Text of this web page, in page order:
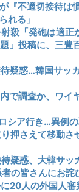
『不適切接待は
れる」
殺「発砲は適正
」投稿に、三豊
疑惑…韓国サッ
で調査か、ワ
シア行き…異例
り押さえて移動
疑惑、大韓サ
の皆さんにお詫
20人の外国人